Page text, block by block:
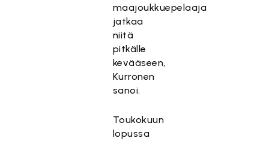
maajoukkuepelaaja
jatkaa
niitä
pitkälle
kevääseen,
Kurronen
sanoi.
Toukokuun
lopussa